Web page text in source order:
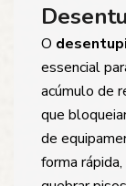
O
essencial
acúmulo de
que
de
forma